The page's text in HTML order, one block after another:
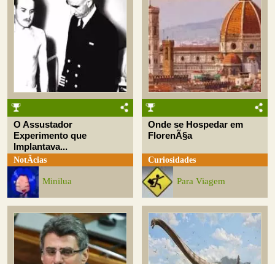
O Assustador
Experimento que
Implantava...
NotÃ­cias
Minilua
Onde se Hospedar em
FlorenÃ§a
Curiosidades
Para Viagem